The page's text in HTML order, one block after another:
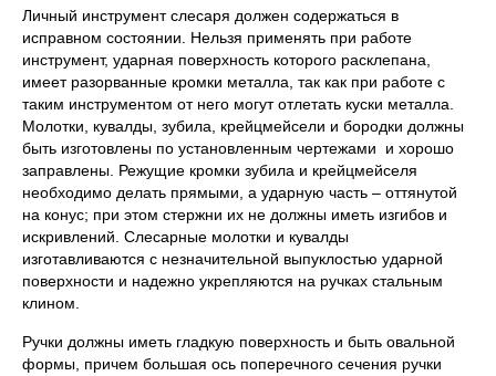
Личный инструмент слесаря должен содержаться в
исправном состоянии. Нельзя применять при работе
инструмент, ударная поверхность которого расклепана,
имеет разорванные кромки металла, так как при работе с
таким инструментом от него могут отлетать куски металла.
Молотки, кувалды, зубила, крейцмейсели и бородки должны
быть изготовлены по установленным чертежами и хорошо
заправлены. Режущие кромки зубила и крейцмейселя
необходимо делать прямыми, а ударную часть – оттянутой
на конус; при этом стержни их не должны иметь изгибов и
искривлений. Слесарные молотки и кувалды
изготавливаются с незначительной выпуклостью ударной
поверхности и надежно укрепляются на ручках стальным
клином.
Ручки должны иметь гладкую поверхность и быть овальной
формы, причем большая ось поперечного сечения ручки